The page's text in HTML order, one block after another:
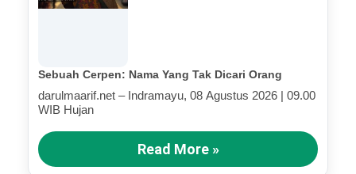
Sebuah Cerpen: Nama Yang Tak Dicari Orang
darulmaarif.net – Indramayu, 08 Agustus 2026 | 09.00
WIB Hujan
Read More »